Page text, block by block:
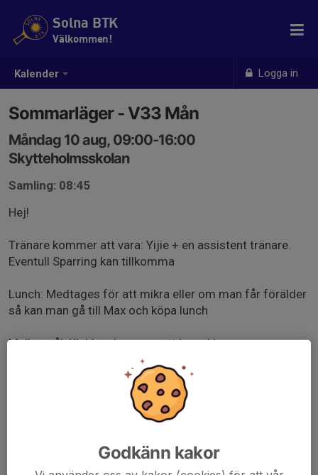
Kalender Logga in
Solna BTK
Välkommen!
Sommarläger - V33 Mån
Måndag 10 aug, 09:00-16:00
Skytteholmsskolan
Samling: 08:45
Hej!
Tränare kommer att vara: Yijie + en assistent tränare.
Eventull Sparring kan tillkomma
Lunch: Medtages för att mikra eller om man får förälder
så kan man gå till Max och köpa lunch
Mellanmål: Klubben kommer att ha enklare
mellanmål/frukt till alla spelare.
När anmälan är stängd så kan inte avanmäla sig och
man får betala för lägerkostnaden.
Godkänn kakor